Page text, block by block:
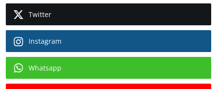
Twitter
Instagram
Whatsapp